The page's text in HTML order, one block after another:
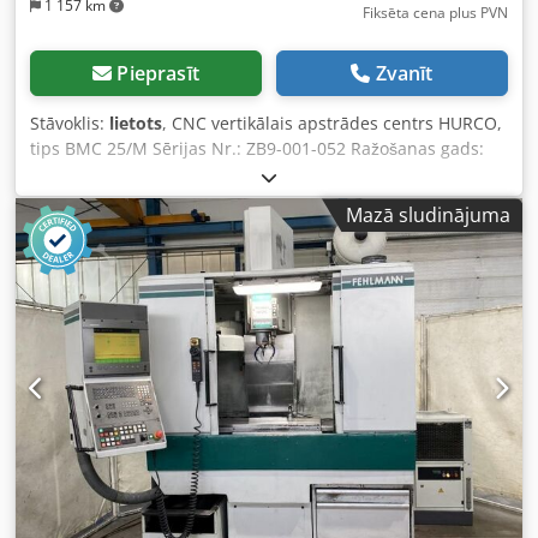
1 157 km
Fiksēta cena plus PVN
Pieprasīt Zvanīt
Stāvoklis: lietots, CNC vertikālais apstrādes centrs HURCO,
tips BMC 25/M Sērijas Nr.: ZB9-001-052 Ražošanas gads:
apmēram 1995 Pārvietošanās ass X: 610 mm, Y: 410 mm, Z:
560 mm Galda izmērs (stiprināšanas virsma): 845 x 400
mm Galda izmērs (ar ūdens kanālu): 1050 x 500 mm
Vārpstas savienojums: SK 40 Attālums no vārpstas gala līdz
galdam: 155 - 710 mm Maksimālā galda slodze: 500 kg
Izvirzījums: 420 mm Maksimālais vārpstas apgriezienu
skaits: 10 000 apgr./min Barošanas ātrums: 3 līdz 5 080
mm/min Ātrgaitas pārvietošanās: 10 m/min Vārpstas
piedziņa: apmēram 5,5 kW Tīkla pieslēgums: 400 V, 50 Hz -
CNC trases vadība Ultimax 3 ar diviem TFT monitoriem -
Elektroniskais rokas ritenis - Netiešā mērīšanas sistēma ar
enkoderiem uz lodveida skrūves - Instrumentu mainītājs ar
20 instrumentu vietām - Pilna aizsargkorpuss ar bīdāmām
durvīm - Pagriežams vadības panelis Dedpfx Agow Nklhe
Uock - Vārpstas piedziņas Yaskawa (Japāna) -
Mazā sludinājuma